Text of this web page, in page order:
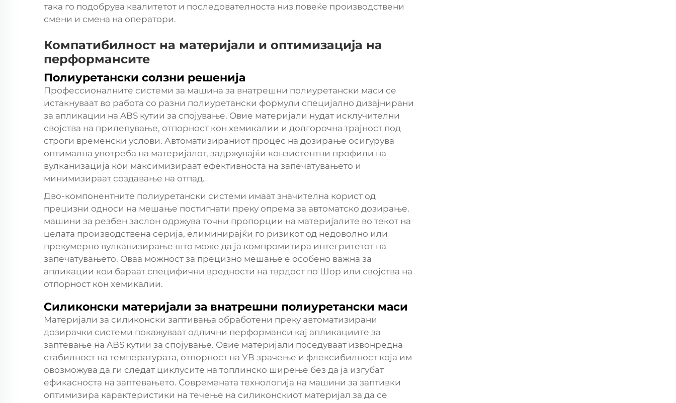
така го подобрува квалитетот и последователноста низ повеќе производствени
смени и смена на оператори.
Компатибилност на материјали и оптимизација на
перформансите
Полиуретански солзни решенија
Профессионалните системи за машина за внатрешни полиуретански маси се
истакнуваат во работа со разни полиуретански формули специјално дизајнирани
за апликации на ABS кутии за спојување. Овие материјали нудат исклучителни
својства на прилепување, отпорност кон хемикалии и долгорочна трајност под
строги временски услови. Автоматизираниот процес на дозирање осигурува
оптимална употреба на материјалот, задржувајќи конзистентни профили на
вулканизација кои максимизираат ефективноста на запечатувањето и
минимизираат создавање на отпад.
Дво-компонентните полиуретански системи имаат значителна корист од
прецизни односи на мешање постигнати преку опрема за автоматско дозирање.
машини за резбен заслон одржува точни пропорции на материјалите во текот на
целата производствена серија, елиминирајќи го ризикот од недоволно или
прекумерно вулканизирање што може да ја компромитира интегритетот на
запечатувањето. Оваа можност за прецизно мешање е особено важна за
апликации кои бараат специфични вредности на тврдост по Шор или својства на
отпорност кон хемикалии.
Силиконски материјали за внатрешни полиуретански маси
Материјали за силиконски заптивања обработени преку автоматизирани
дозирачки системи покажуваат одлични перформанси кај апликациите за
заптевање на ABS кутии за спојување. Овие материјали поседуваат извонредна
стабилност на температурата, отпорност на УВ зрачење и флексибилност која им
овозможува да ги следат циклусите на топлинско ширење без да ја изгубат
ефикасноста на заптевањето. Современата технологија на машини за заптивки
оптимизира карактеристики на течење на силиконскиот материјал за да се